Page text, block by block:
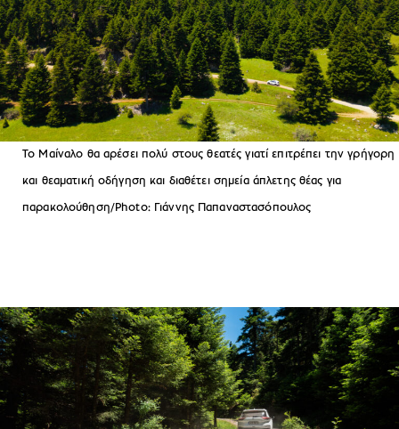
Το Μαίναλο θα αρέσει πολύ στους θεατές γιατί επιτρέπει την γρήγορη
και θεαματική οδήγηση και διαθέτει σημεία άπλετης θέας για
παρακολούθηση/Photo: Γιάννης Παπαναστασόπουλος